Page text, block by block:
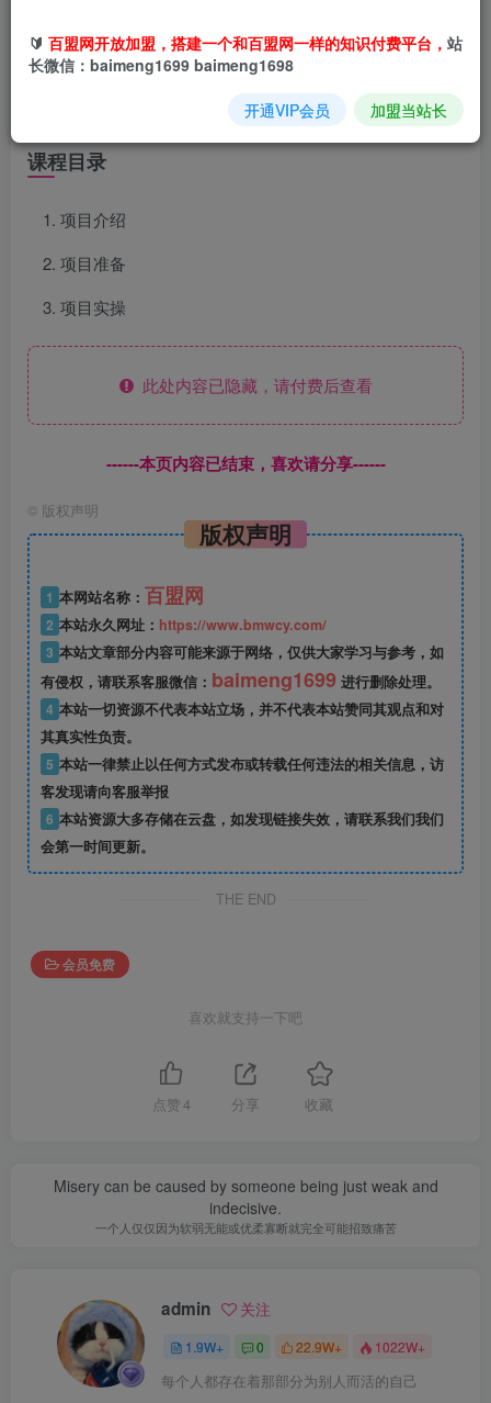
只需要截屏就能薅各大平台的推广费，一分钟薅几块钱，一
天做俩小时，躺赚几百块的神仙项目！！！
课程目录
项目介绍
项目准备
项目实操
此处内容已隐藏，请付费后查看
------本页内容已结束，喜欢请分享------
© 版权声明
版权声明
1 本网站名称： 百盟网
2 本站永久网址： https://www.bmwcy.com/
3 本站文章部分内容可能来源于网络，仅供大家学习与参考，如
有侵权，请联系客服微信： baimeng1699 进行删除处理。
4 本站一切资源不代表本站立场，并不代表本站赞同其观点和对
其真实性负责。
5 本站一律禁止以任何方式发布或转载任何违法的相关信息，访
客发现请向客服举报
6 本站资源大多存储在云盘，如发现链接失效，请联系我们我们
会第一时间更新。
THE END
会员免费
喜欢就支持一下吧
点赞 4 分享 收藏
Misery can be caused by someone being just weak and
indecisive.
一个人仅仅因为软弱无能或优柔寡断就完全可能招致痛苦
admin 关注
1.9W+ 0 22.9W+ 1022W+
每个人都存在着那部分为别人而活的自己
🔰 百盟网开放加盟，搭建一个和百盟网一样的知识付费平台， 站
长微信：baimeng1699 baimeng1698
开通VIP会员 加盟当站长